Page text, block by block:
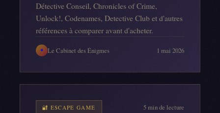
Détective Conseil, Chronicles of Crime,
Unlock!, Codenames, Detective Club et d'autres
références à comparer avant d'acheter.
✦ Le Cabinet des Énigmes 1 mai 2026
🔐 ESCAPE GAME 5min de lecture